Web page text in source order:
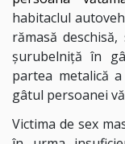
habitaclul
rămasă
şurubelniţă în
partea metalică
gâtul persoanei
Victima de sex